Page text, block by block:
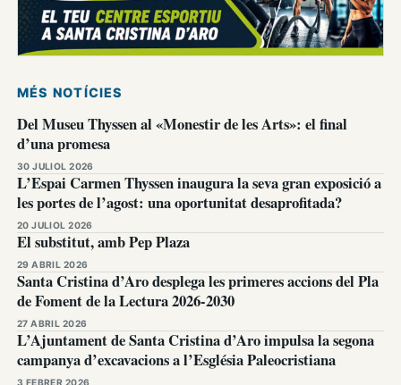
MÉS NOTÍCIES
Del Museu Thyssen al «Monestir de les Arts»: el final
d’una promesa
30 JULIOL 2026
L’Espai Carmen Thyssen inaugura la seva gran exposició a
les portes de l’agost: una oportunitat desaprofitada?
20 JULIOL 2026
El substitut, amb Pep Plaza
29 ABRIL 2026
Santa Cristina d’Aro desplega les primeres accions del Pla
de Foment de la Lectura 2026-2030
27 ABRIL 2026
L’Ajuntament de Santa Cristina d’Aro impulsa la segona
campanya d’excavacions a l’Església Paleocristiana
3 FEBRER 2026